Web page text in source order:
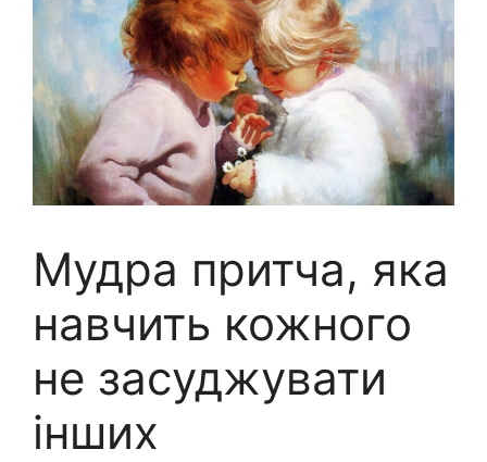
Мудра притча, яка
навчить кожного
не засуджувати
інших